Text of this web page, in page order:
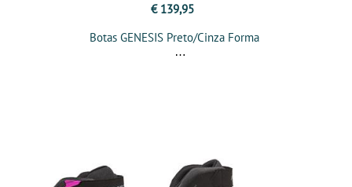
€ 139,95
Botas GENESIS Preto/Cinza Forma